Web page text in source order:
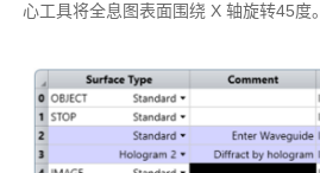
心工具将全息图表面围绕 X 轴旋转45度。